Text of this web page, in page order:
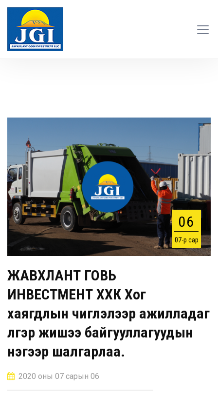
06
07-р сар
ЖАВХЛАНТ ГОВЬ
ИНВЕСТМЕНТ ХХК Хог
хаягдлын чиглэлээр ажилладаг
үлгэр жишээ байгууллагуудын
нэгээр шалгарлаа.
2020 оны 07 сарын 06